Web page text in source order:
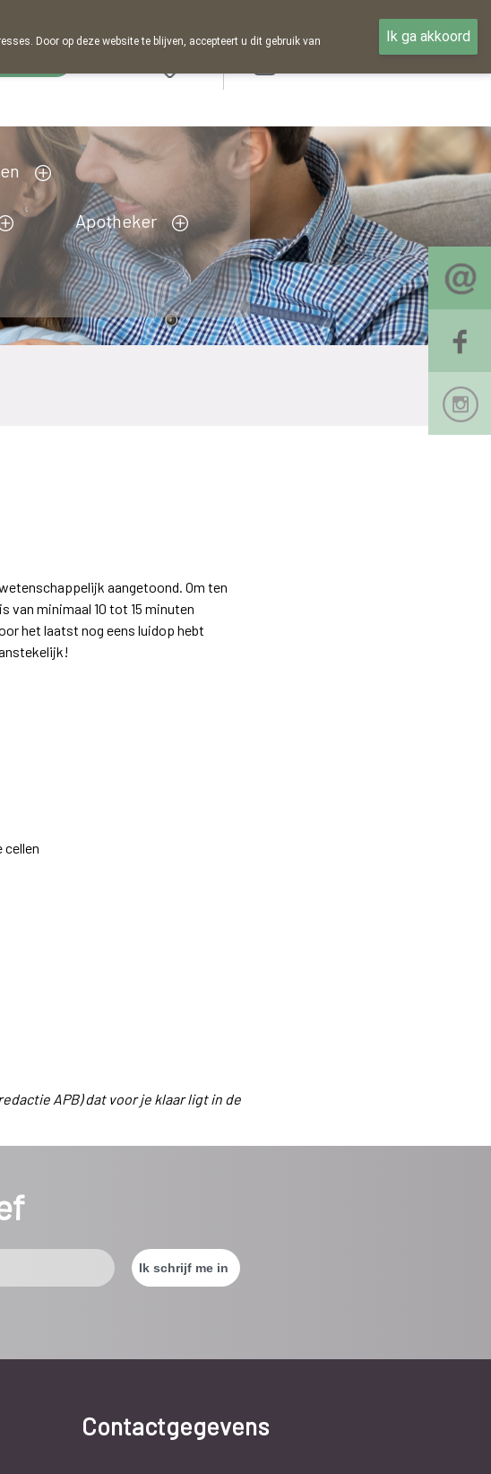
Apotheker
aangetoond. Om ten
van minimaal 10 tot 15 minuten
het laatst nog eens luidop hebt
APB) dat voor je klaar ligt in de
Contactgegevens
Door op deze website te blijven, accepteert u dit gebruik van
Ik ga akkoord